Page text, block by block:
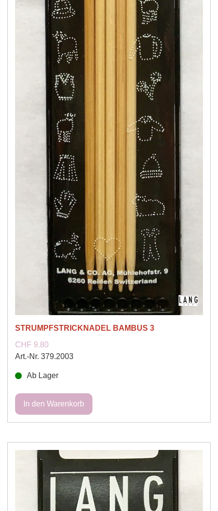
STRUMPFSTRICKNADEL BAMBUS 3
CHF 9.80
Art.-Nr. 379.2003
Ab Lager